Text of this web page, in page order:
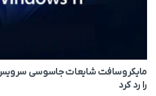
را رد کرد